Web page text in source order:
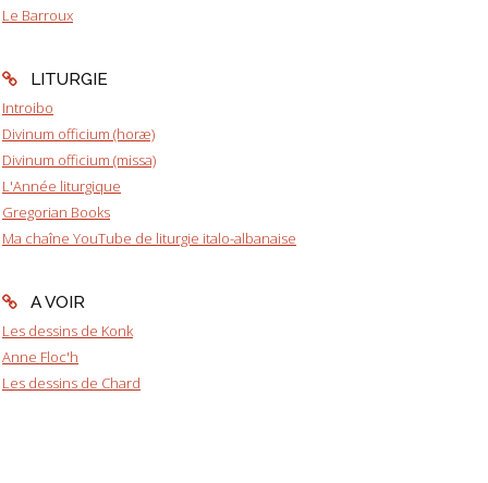
Le Barroux
LITURGIE
Introibo
Divinum officium (horæ)
Divinum officium (missa)
L'Année liturgique
Gregorian Books
Ma chaîne YouTube de liturgie italo-albanaise
A VOIR
Les dessins de Konk
Anne Floc'h
Les dessins de Chard